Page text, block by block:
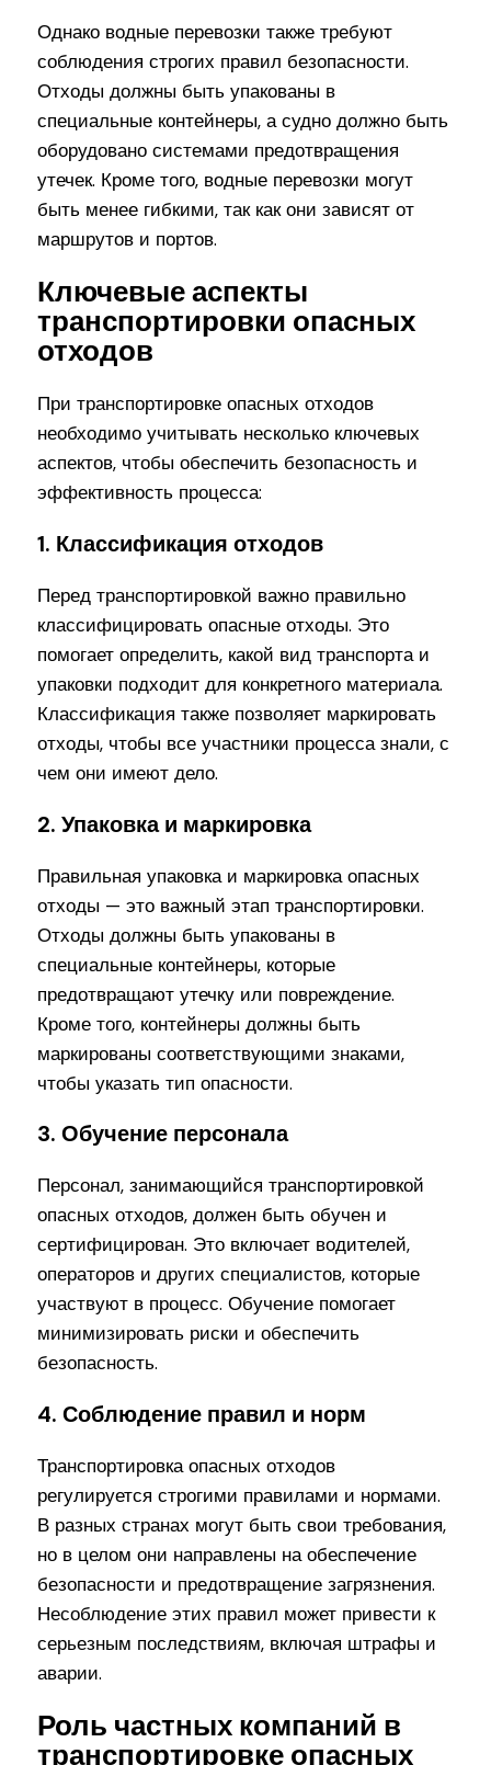
Однако водные перевозки также требуют
соблюдения строгих правил безопасности.
Отходы должны быть упакованы в
специальные контейнеры, а судно должно быть
оборудовано системами предотвращения
утечек. Кроме того, водные перевозки могут
быть менее гибкими, так как они зависят от
маршрутов и портов.
Ключевые аспекты
транспортировки опасных
отходов
При транспортировке опасных отходов
необходимо учитывать несколько ключевых
аспектов, чтобы обеспечить безопасность и
эффективность процесса:
1. Классификация отходов
Перед транспортировкой важно правильно
классифицировать опасные отходы. Это
помогает определить, какой вид транспорта и
упаковки подходит для конкретного материала.
Классификация также позволяет маркировать
отходы, чтобы все участники процесса знали, с
чем они имеют дело.
2. Упаковка и маркировка
Правильная упаковка и маркировка опасных
отходы — это важный этап транспортировки.
Отходы должны быть упакованы в
специальные контейнеры, которые
предотвращают утечку или повреждение.
Кроме того, контейнеры должны быть
маркированы соответствующими знаками,
чтобы указать тип опасности.
3. Обучение персонала
Персонал, занимающийся транспортировкой
опасных отходов, должен быть обучен и
сертифицирован. Это включает водителей,
операторов и других специалистов, которые
участвуют в процесс. Обучение помогает
минимизировать риски и обеспечить
безопасность.
4. Соблюдение правил и норм
Транспортировка опасных отходов
регулируется строгими правилами и нормами.
В разных странах могут быть свои требования,
но в целом они направлены на обеспечение
безопасности и предотвращение загрязнения.
Несоблюдение этих правил может привести к
серьезным последствиям, включая штрафы и
аварии.
Роль частных компаний в
транспортировке опасных